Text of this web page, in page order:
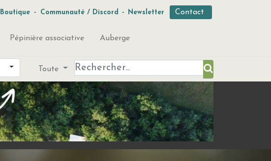
Boutique - Communauté / Discord - Newsletter Contact
Pépinière associative Auberge
Toute